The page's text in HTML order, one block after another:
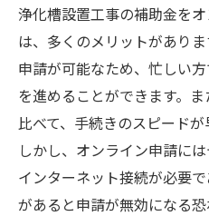
を紹介
成功事例から学ぶ
地域での実践例と
補助金を活用した
住民の声から見る
他の自治体との比
実例から見るトラ
浄化槽設置工事の補助金を
は、多くのメリットがあり
申請が可能なため、忙しい
を進めることができます。
比べて、手続きのスピードが
しかし、オンライン申請に
インターネット接続が必要
があると申請が無効になる